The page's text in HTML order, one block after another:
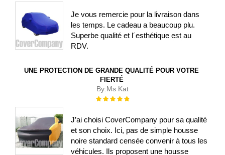
Je vous remercie pour la livraison dans
les temps. Le cadeau a beaucoup plu.
Superbe qualité et l´esthétique est au
RDV.
UNE PROTECTION DE GRANDE QUALITÉ POUR VOTRE
FIERTÉ
By:Ms Kat
Évaluation :
J’ai choisi CoverCompany pour sa qualité
et son choix. Ici, pas de simple housse
noire standard censée convenir à tous les
véhicules. Ils proposent une housse